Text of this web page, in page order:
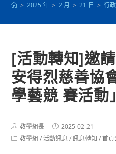
> 2025 年 > 2 月 > 21 日 > 行
[活動轉知]邀
安得烈慈善協
學藝競 賽活動
Post
author:
教學組長
Post
published:
2025-02-21
Post教學組 / 活動訊息 / 訊息轉知 / 首